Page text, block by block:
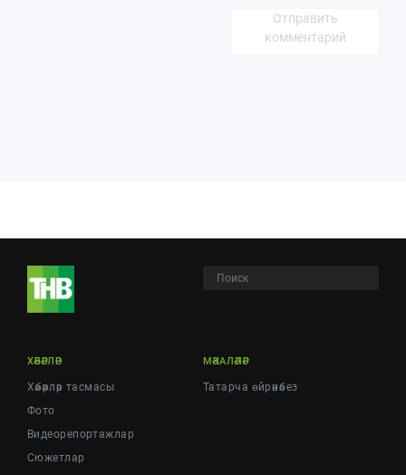
Отправить
комментарий
ХӘБӘРЛӘР
Хәбәрләр тасмасы
Фото
Видеорепортажлар
Cюжетлар
МӘКАЛӘЛӘР
Татарча өйрәнәбез